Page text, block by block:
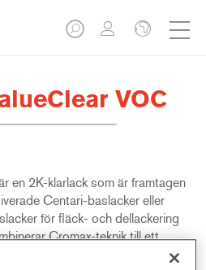
VOC
en 2K-klarlack som är framtagen
Centari-baslacker eller
för fläck- och dellackering
Cromax-teknik till ett